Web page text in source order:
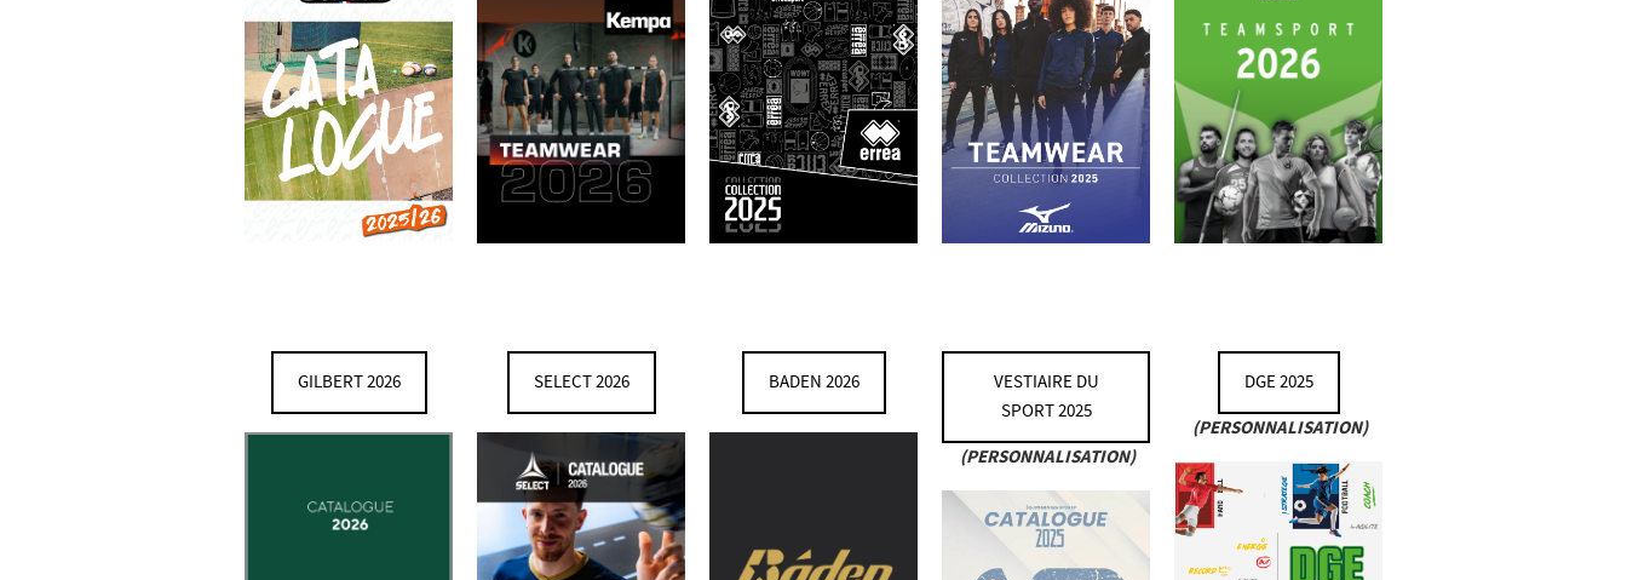
GILBERT 2026 SELECT 2026 BADEN 2026
VESTIAIRE DU
SPORT 2025
(PERSONNALISATION)
DGE 2025
(PERSONNALISATION)